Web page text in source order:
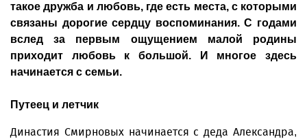
такое дружба и любовь, где есть места, с которыми
связаны дорогие сердцу воспоминания. С годами
вслед за первым ощущением малой родины
приходит любовь к большой. И многое здесь
начинается с семьи.
Путеец и летчик
Династия Смирновых начинается с деда Александра,